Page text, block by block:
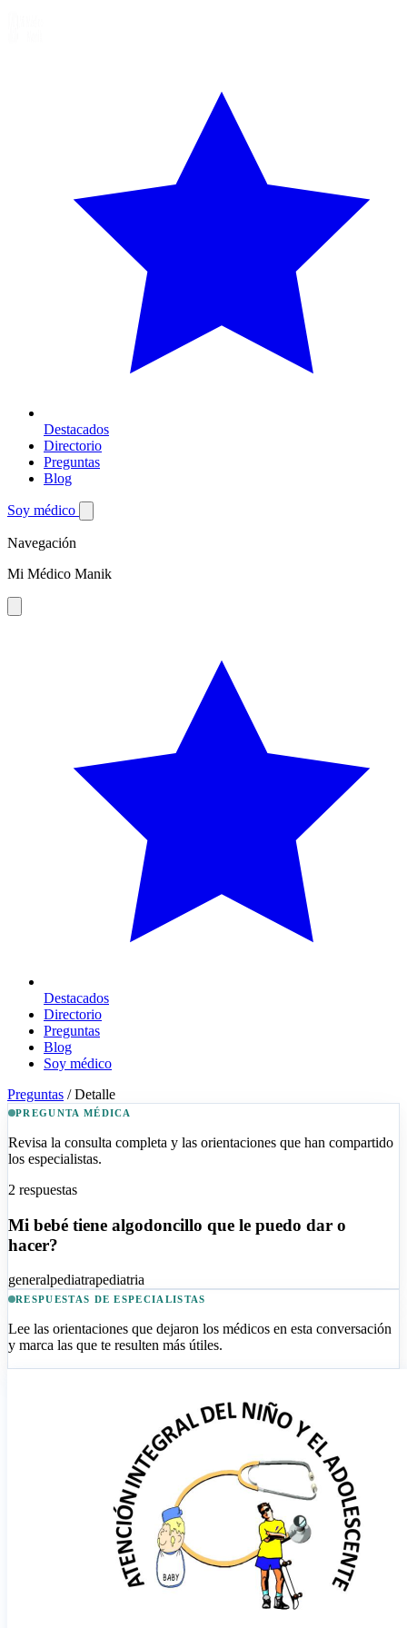
Destacados
Directorio
Preguntas
Blog
Soy médico
Navegación
Mi Médico Manik
Destacados
Directorio
Preguntas
Blog
Soy médico
Preguntas / Detalle
PREGUNTA MÉDICA
Revisa la consulta completa y las orientaciones que han compartido
los especialistas.
2 respuestas
Mi bebé tiene algodoncillo que le puedo dar o
hacer?
generalpediatrapediatria
RESPUESTAS DE ESPECIALISTAS
Lee las orientaciones que dejaron los médicos en esta conversación
y marca las que te resulten más útiles.